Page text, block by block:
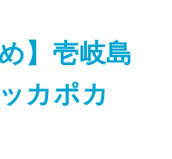
】壱岐島
カポカ